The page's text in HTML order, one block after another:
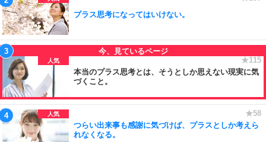
プラス思考になってはいけない。
本当のプラス思考とは、そうとしか思えない現実に気
づくこと。
つらい出来事も感謝に気づけば、プラスとしか考えら
れなくなる。